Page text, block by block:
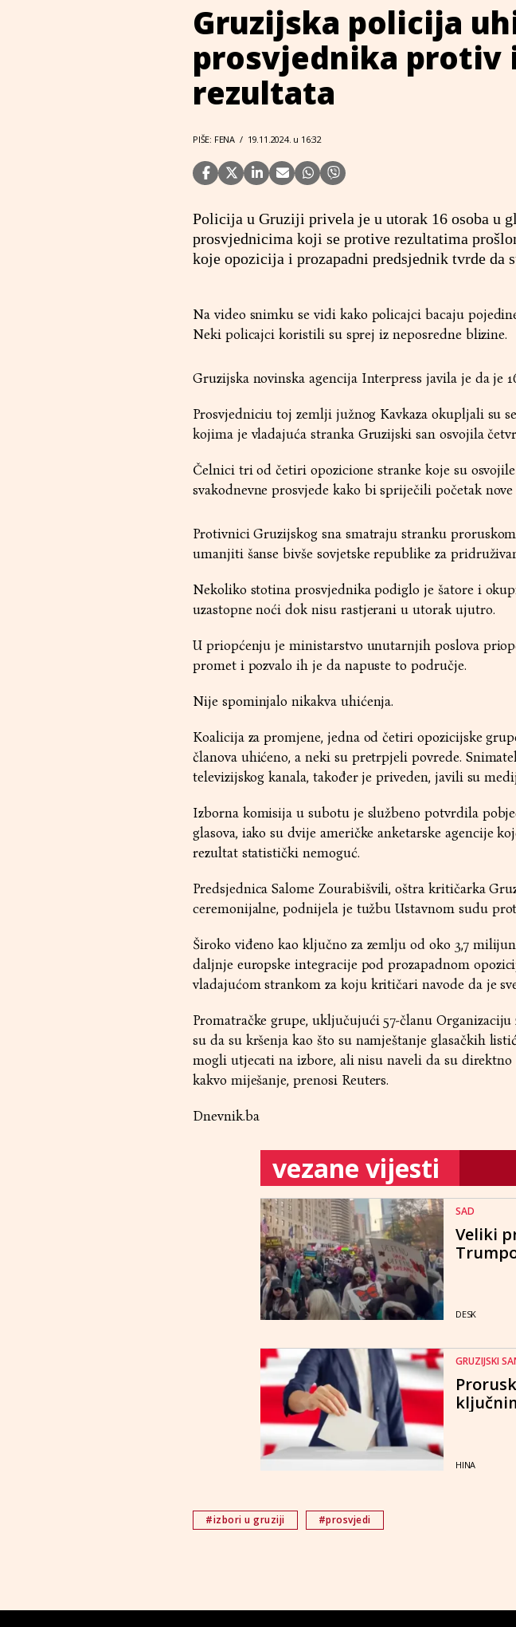
Gruzijska policija
prosvjednika protiv
rezultata
PIŠE: FENA / 19.11.2024. u 16:32
Policija u Gruziji privela je u utorak 16 osoba u
prosvjednicima koji se protive rezultatima
koje opozicija i prozapadni predsjednik tvrde da
Na video snimku se vidi kako policajci bacaju
Neki policajci koristili su sprej iz neposredne blizine.
Gruzijska novinska agencija Interpress javila je da je
Prosvjedniciu toj zemlji južnog Kavkaza okupljali su
kojima je vladajuća stranka Gruzijski san osvojila
Čelnici tri od četiri opozicione stranke koje su
svakodnevne prosvjede kako bi spriječili početak
Protivnici Gruzijskog sna smatraju stranku
umanjiti šanse bivše sovjetske republike za
Nekoliko stotina prosvjednika podiglo je šatore i
uzastopne noći dok nisu rastjerani u utorak ujutro.
U priopćenju je ministarstvo unutarnjih poslova
promet i pozvalo ih je da napuste to područje.
Nije spominjalo nikakva uhićenja.
Koalicija za promjene, jedna od četiri opozicijske
članova uhićeno, a neki su pretrpjeli povrede.
televizijskog kanala, također je priveden, javili su
Izborna komisija u subotu je službeno potvrdila
glasova, iako su dvije američke anketarske agencije
rezultat statistički nemoguć.
Predsjednica Salome Zourabišvili, oštra kritičarka
ceremonijalne, podnijela je tužbu Ustavnom sudu
Široko viđeno kao ključno za zemlju od oko 3,7
daljnje europske integracije pod prozapadnom
vladajućom strankom za koju kritičari navode da je
Promatračke grupe, uključujući 57-članu
su da su kršenja kao što su namještanje glasačkih
mogli utjecati na izbore, ali nisu naveli da su
kakvo miješanje, prenosi Reuters.
Dnevnik.ba
vezane vijesti
SAD
Veliki
DESK
GRUZIJSKI
HINA
#izbori u gruziji #prosvjedi